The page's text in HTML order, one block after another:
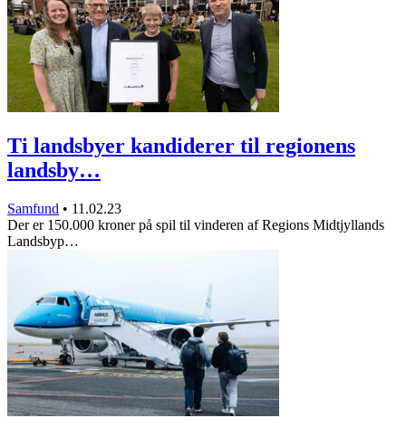
Ti landsbyer kandiderer til regionens
landsby…
Samfund • 11.02.23
Der er 150.000 kroner på spil til vinderen af Regions Midtjyllands
Landsbyp…